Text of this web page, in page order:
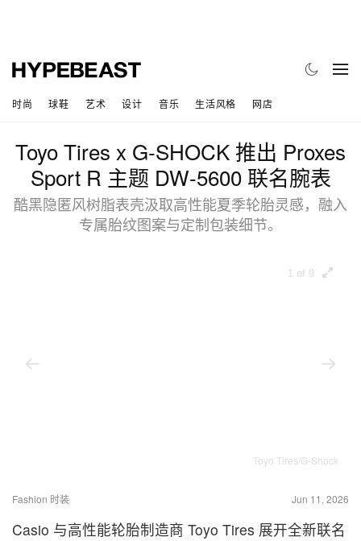
时尚 球鞋 艺术 设计 音乐 生活风格 网店
Toyo Tires x G‑SHOCK 推出 Proxes
Sport R 主题 DW‑5600 联名腕表
酷黑隐匿风树脂表壳汲取高性能夏季轮胎灵感，融入
专属胎纹图案与定制包装细节。
1 of 9
Toyo Tires/G-Shock
Fashion 时装 Jun 11, 2026
Casio 与高性能轮胎制造商 Toyo Tires 展开全新联名